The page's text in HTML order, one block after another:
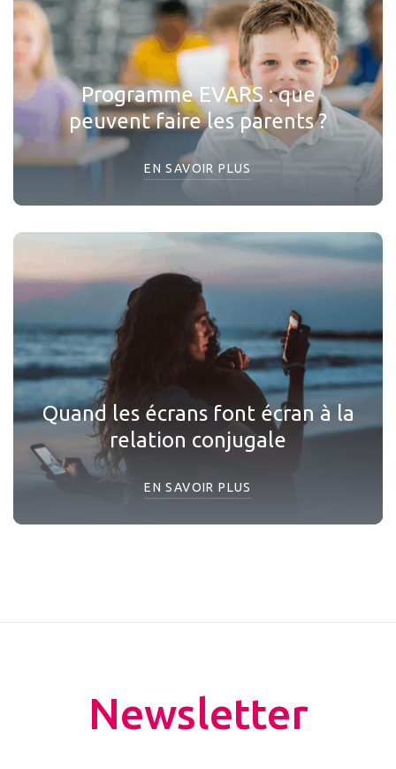
Programme EVARS : que
peuvent faire les parents ?
EN SAVOIR PLUS
Quand les écrans font écran à la
relation conjugale
EN SAVOIR PLUS
Newsletter